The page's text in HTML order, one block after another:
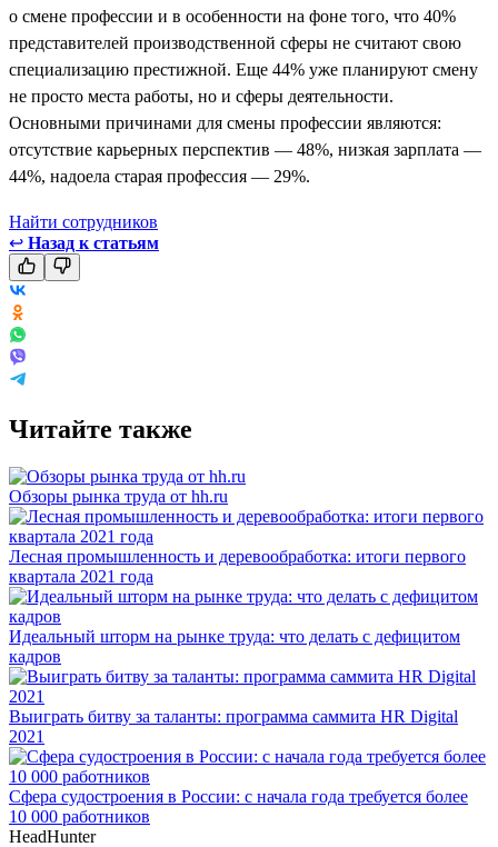
о смене профессии и в особенности на фоне того, что 40%
представителей производственной сферы не считают свою
специализацию престижной. Еще 44% уже планируют смену
не просто места работы, но и сферы деятельности.
Основными причинами для смены профессии являются:
отсутствие карьерных перспектив — 48%, низкая зарплата —
44%, надоела старая профессия — 29%.
Найти сотрудников
↩ Назад к статьям
Читайте также
Обзоры рынка труда от hh.ru
Лесная промышленность и деревообработка: итоги первого
квартала 2021 года
Идеальный шторм на рынке труда: что делать с дефицитом
кадров
Выиграть битву за таланты: программа саммита HR Digital
2021
Сфера судостроения в России: с начала года требуется более
10 000 работников
HeadHunter